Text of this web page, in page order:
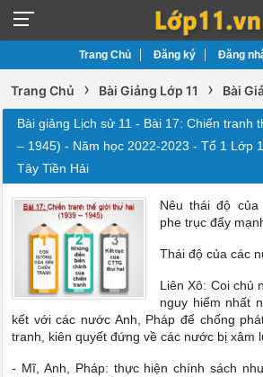
Trang Chủ Đăng ký Đăng
Trang Chủ › Bài Giảng Lớp 11 › Bài
Bài giảng Lịch sử 11 - Bài 17: Chiến tranh
– 1945) - Năm học 2022-2023 - Tổ 1 Lớp
Tây Tiền Hải
Nêu thái độ
phe trục đẩy
Thái độ của các
Liên Xô: Coi chủ
nguy hiểm nhất
kết với các nước Anh, Pháp để chống
tranh, kiên quyết đứng về các nước bị xâm
- Mĩ, Anh, Pháp: thực hiện chính sách